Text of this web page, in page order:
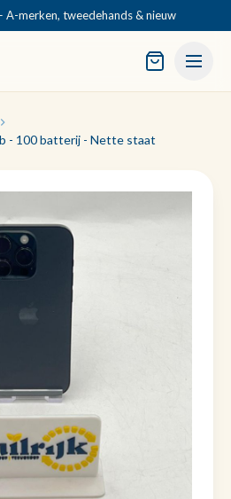
A-merken, tweedehands & nieuw
- 100 batterij - Nette staat